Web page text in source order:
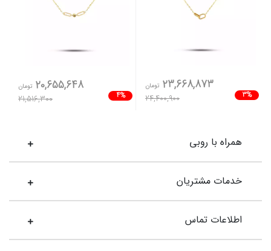
3%
23,668,873 تومان
24,400,900
4%
20,655,648 تومان
21,516,300
همراه با روبی
خدمات مشتریان
اطلاعات تماس